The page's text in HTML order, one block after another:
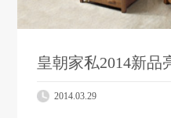
2014.03.29